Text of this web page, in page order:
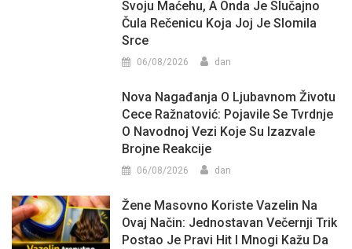
Svoju Maćehu, A Onda Je Slučajno
Čula Rečenicu Koja Joj Je Slomila
Srce
06/08/2026 dan
Nova Nagađanja O Ljubavnom Životu
Cece Ražnatović: Pojavile Se Tvrdnje
O Navodnoj Vezi Koje Su Izazvale
Brojne Reakcije
06/08/2026 dan
Žene Masovno Koriste Vazelin Na
Ovaj Način: Jednostavan Večernji Trik
Postao Je Pravi Hit I Mnogi Kažu Da